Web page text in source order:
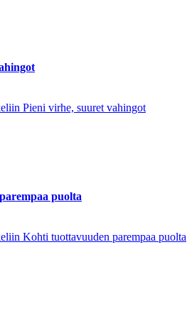
Pieni virhe, suuret vahingot
puolta
Kohti tuottavuuden parempaa puolta